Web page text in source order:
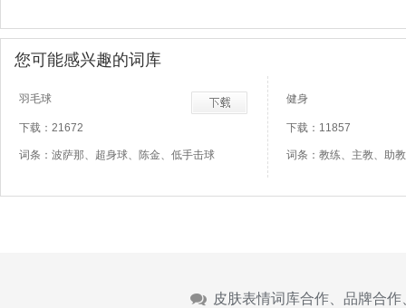
您可能感兴趣的词库
羽毛球
下载：21672
词条：波萨那、超身球、陈金、低手击球
健身
下载：11857
词条：教练、主教、助
皮肤表情词库合作、品牌合